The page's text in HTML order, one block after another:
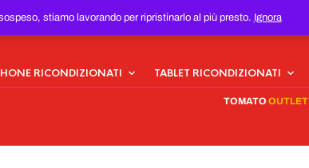
stiamo lavorando per ripristinarlo al più presto. Ignora
RICONDIZIONATI TABLET RICONDIZIONATI
TOMATO OUTLET